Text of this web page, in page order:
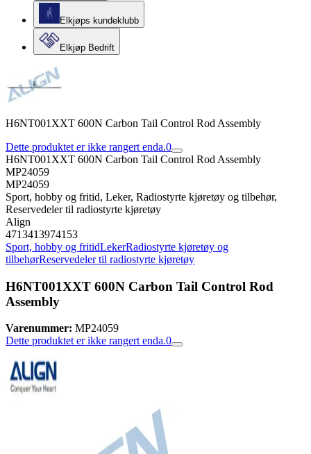
Elkjøps kundeklubb
Elkjøp Bedrift
H6NT001XXT 600N Carbon Tail Control Rod Assembly
Dette produktet er ikke rangert enda.0
H6NT001XXT 600N Carbon Tail Control Rod Assembly
MP24059
MP24059
Sport, hobby og fritid, Leker, Radiostyrte kjøretøy og tilbehør,
Reservedeler til radiostyrte kjøretøy
Align
4713413974153
Sport, hobby og fritidLekerRadiostyrte kjøretøy og
tilbehørReservedeler til radiostyrte kjøretøy
H6NT001XXT 600N Carbon Tail Control Rod
Assembly
Varenummer: MP24059
Dette produktet er ikke rangert enda.0